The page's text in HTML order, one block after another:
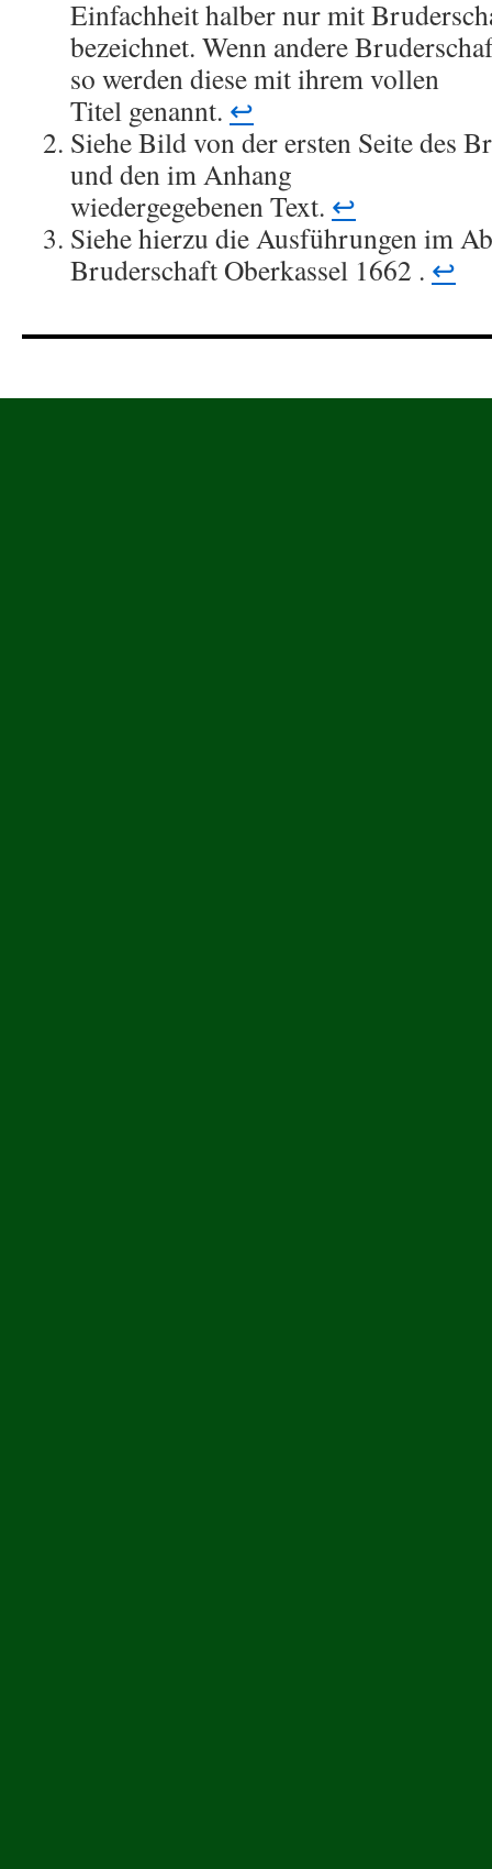
Einfachheit halber nur mit
bezeichnet. Wenn andere
so werden diese mit ihrem vollen
Titel genannt. ↩︎
Siehe Bild von der ersten Seite des
und den im Anhang
wiedergegebenen Text. ↩︎
Siehe hierzu die Ausführungen im
Bruderschaft Oberkassel 1662 . ↩︎